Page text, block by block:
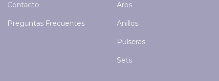
Contacto
Preguntas Frecuentes
Aros
Anillos
Pulseras
Sets